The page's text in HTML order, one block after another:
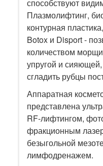
способствуют
Плазмолифтинг,
контурная
Botox и Disport -
количеством
упругой и
сгладить рубцы
Аппаратная
представлена
RF-лифтингом,
фракционным
безыгольной
лимфодренажем.